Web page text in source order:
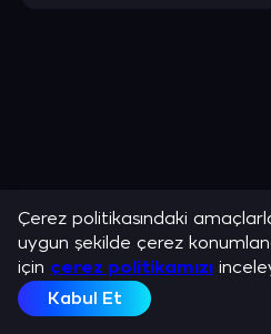
Çerez politikasındaki
uygun şekilde çerez
için çerez politikamızı
Kabul Et